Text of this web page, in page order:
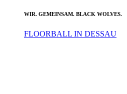
WIR. GEMEINSAM. BLACK WOLVES.
FLOORBALL IN DESSAU